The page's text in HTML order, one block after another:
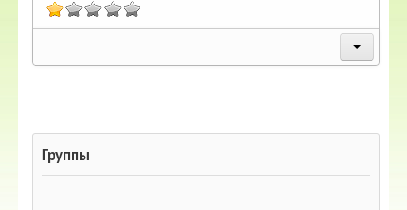
Группы